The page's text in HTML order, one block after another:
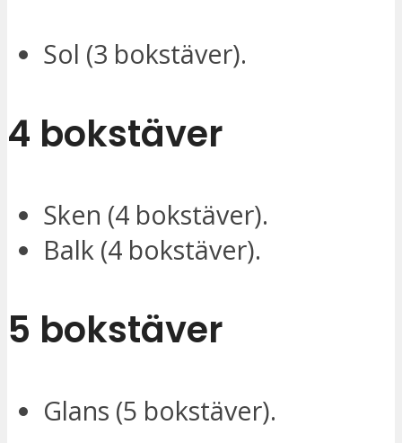
Sol (3 bokstäver).
4 bokstäver
Sken (4 bokstäver).
Balk (4 bokstäver).
5 bokstäver
Glans (5 bokstäver).